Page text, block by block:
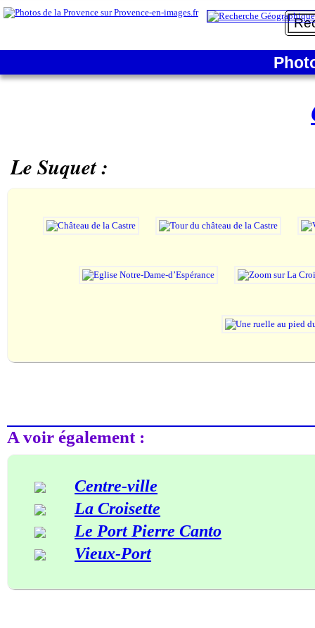
Le Suquet :
A voir également :
Centre-ville
La Croisette
Le Port Pierre Canto
Vieux-Port